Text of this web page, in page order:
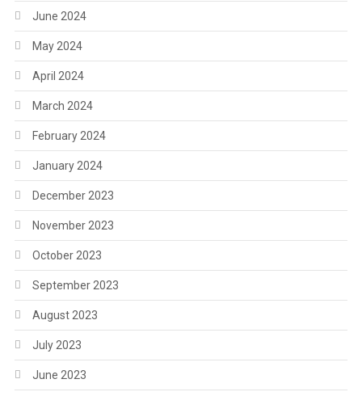
June 2024
May 2024
April 2024
March 2024
February 2024
January 2024
December 2023
November 2023
October 2023
September 2023
August 2023
July 2023
June 2023